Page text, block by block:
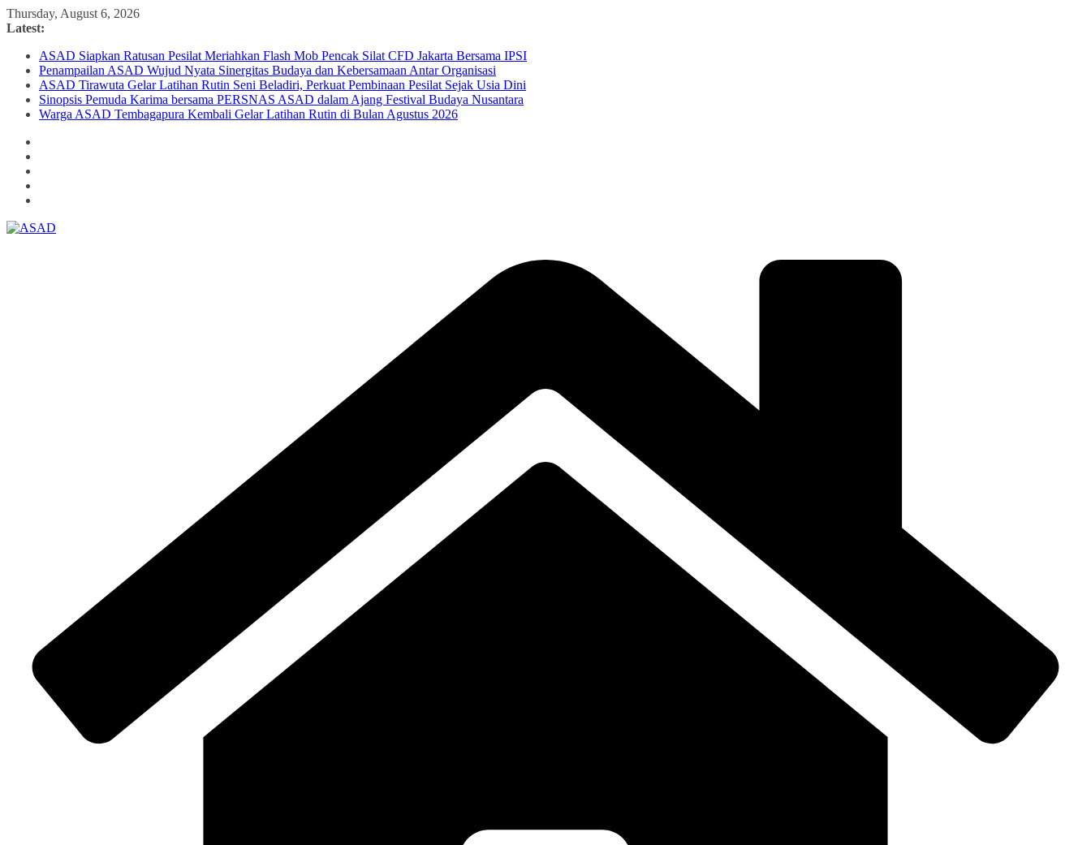
Skip
to
Thursday, August 6, 2026
Latest:
ASAD Siapkan Ratusan Pesilat Meriahkan Flash Mob Pencak Silat CFD Jakarta Bersama IPSI
Penampailan ASAD Wujud Nyata Sinergitas Budaya dan Kebersamaan Antar Organisasi
ASAD Tirawuta Gelar Latihan Rutin Seni Beladiri, Perkuat Pembinaan Pesilat Sejak Usia Dini
Sinopsis Pemuda Karima bersama PERSNAS ASAD dalam Ajang Festival Budaya Nusantara
Warga ASAD Tembagapura Kembali Gelar Latihan Rutin di Bulan Agustus 2026